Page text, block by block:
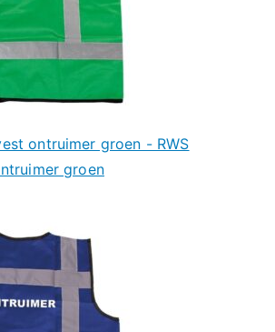
ontruimer groen - RWS
groen